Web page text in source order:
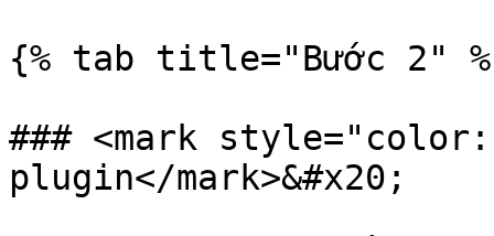
{% tab title="Bước 2"
### <mark
plugin</mark>&#x20;